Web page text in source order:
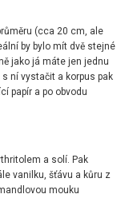
(cca 20 cm, ale
by bylo mít dvě stejné
jako já máte jen jednu
ní vystačit a korpus pak
papír a po obvodu
a solí. Pak
vanilku, šťávu a kůru z
mouku